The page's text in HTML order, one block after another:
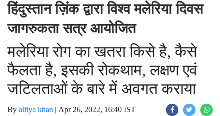
हिंदुस्तान ज़िंक द्वारा विश्व मलेरिया दिवस
जागरुकता सत्र आयोजित
मलेरिया रोग का खतरा किसे है, कैसे
फैलता है, इसकी रोकथाम, लक्षण एवं
जटिलताओं के बारे में अवगत कराया
By alfiya khan | Apr 26, 2022, 16:40 IST